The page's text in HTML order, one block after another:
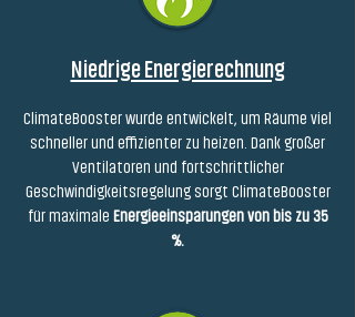
Niedrige Energierechnung
ClimateBooster wurde entwickelt, um Räume viel
schneller und effizienter zu heizen. Dank großer
Ventilatoren und fortschrittlicher
Geschwindigkeitsregelung sorgt ClimateBooster
für maximale Energieeinsparungen von bis zu 35
%.